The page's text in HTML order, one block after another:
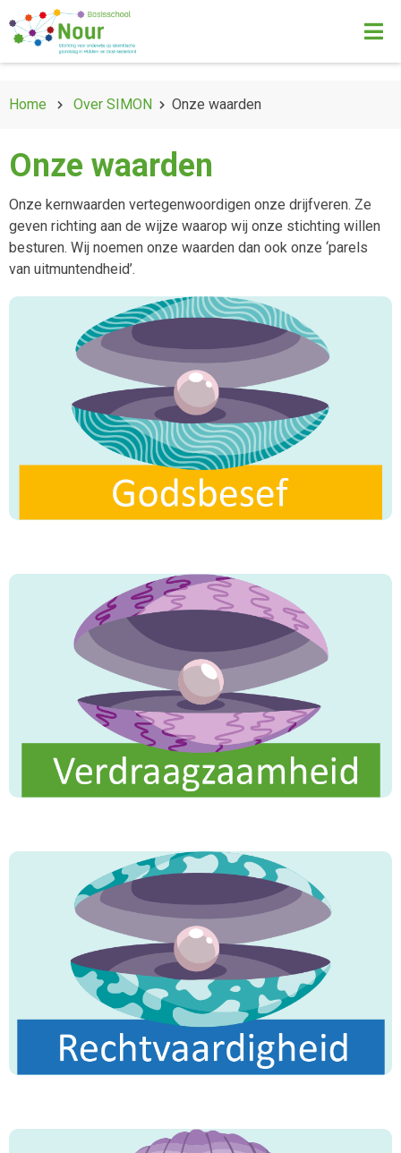
Home Over SIMON Onze waarden
Onze waarden
Onze kernwaarden vertegenwoordigen onze drijfveren. Ze
geven richting aan de wijze waarop wij onze stichting willen
besturen. Wij noemen onze waarden dan ook onze ‘parels
van uitmuntendheid’.
"Iedere daad die niet begint met de naam van
Allâh
is een verloren daad."
"Allâh is zachtmoedig en houdt van
zachtmoedigheid."
"De meest geliefden onder jullie voor mij hebben
de beste manieren, helpen anderen, hebben de
ander lief en zijn geliefd bij anderen."